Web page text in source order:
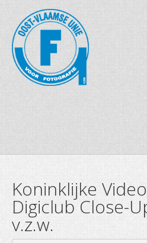
GALERIJEN
LEO BAEKELAND FT
OVU
Koninklijke
Digiclub Close-
v.z.w.